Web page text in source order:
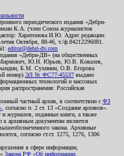
периодического издания «Дебри-
К.А. (член Союза журналистов
Харитонова И.Ю. Адрес редакции:
Октября, 88-46, т./ф.84212296081.
editor@debri-dv.com
«Дебри-ДВ» (на общественных
Ю.Н. Юрьев, Ю.В. Ковалев,
Б.М. Сухинин, О.В. Егорова
номер) ЭЛ № ФС77-45537 выдано
технологий и массовых
распространения: Российская
частный архив, в соответствии с ФЗ
, согласно п. 2 ст. 13 «Создание архивов».
и журналов, изданные книги, а также
к архивным документам является
закона. Архивные
согласно ст.ст. 1275, 1276, 1306
в сфере информации,
Закона РФ «Об информации,